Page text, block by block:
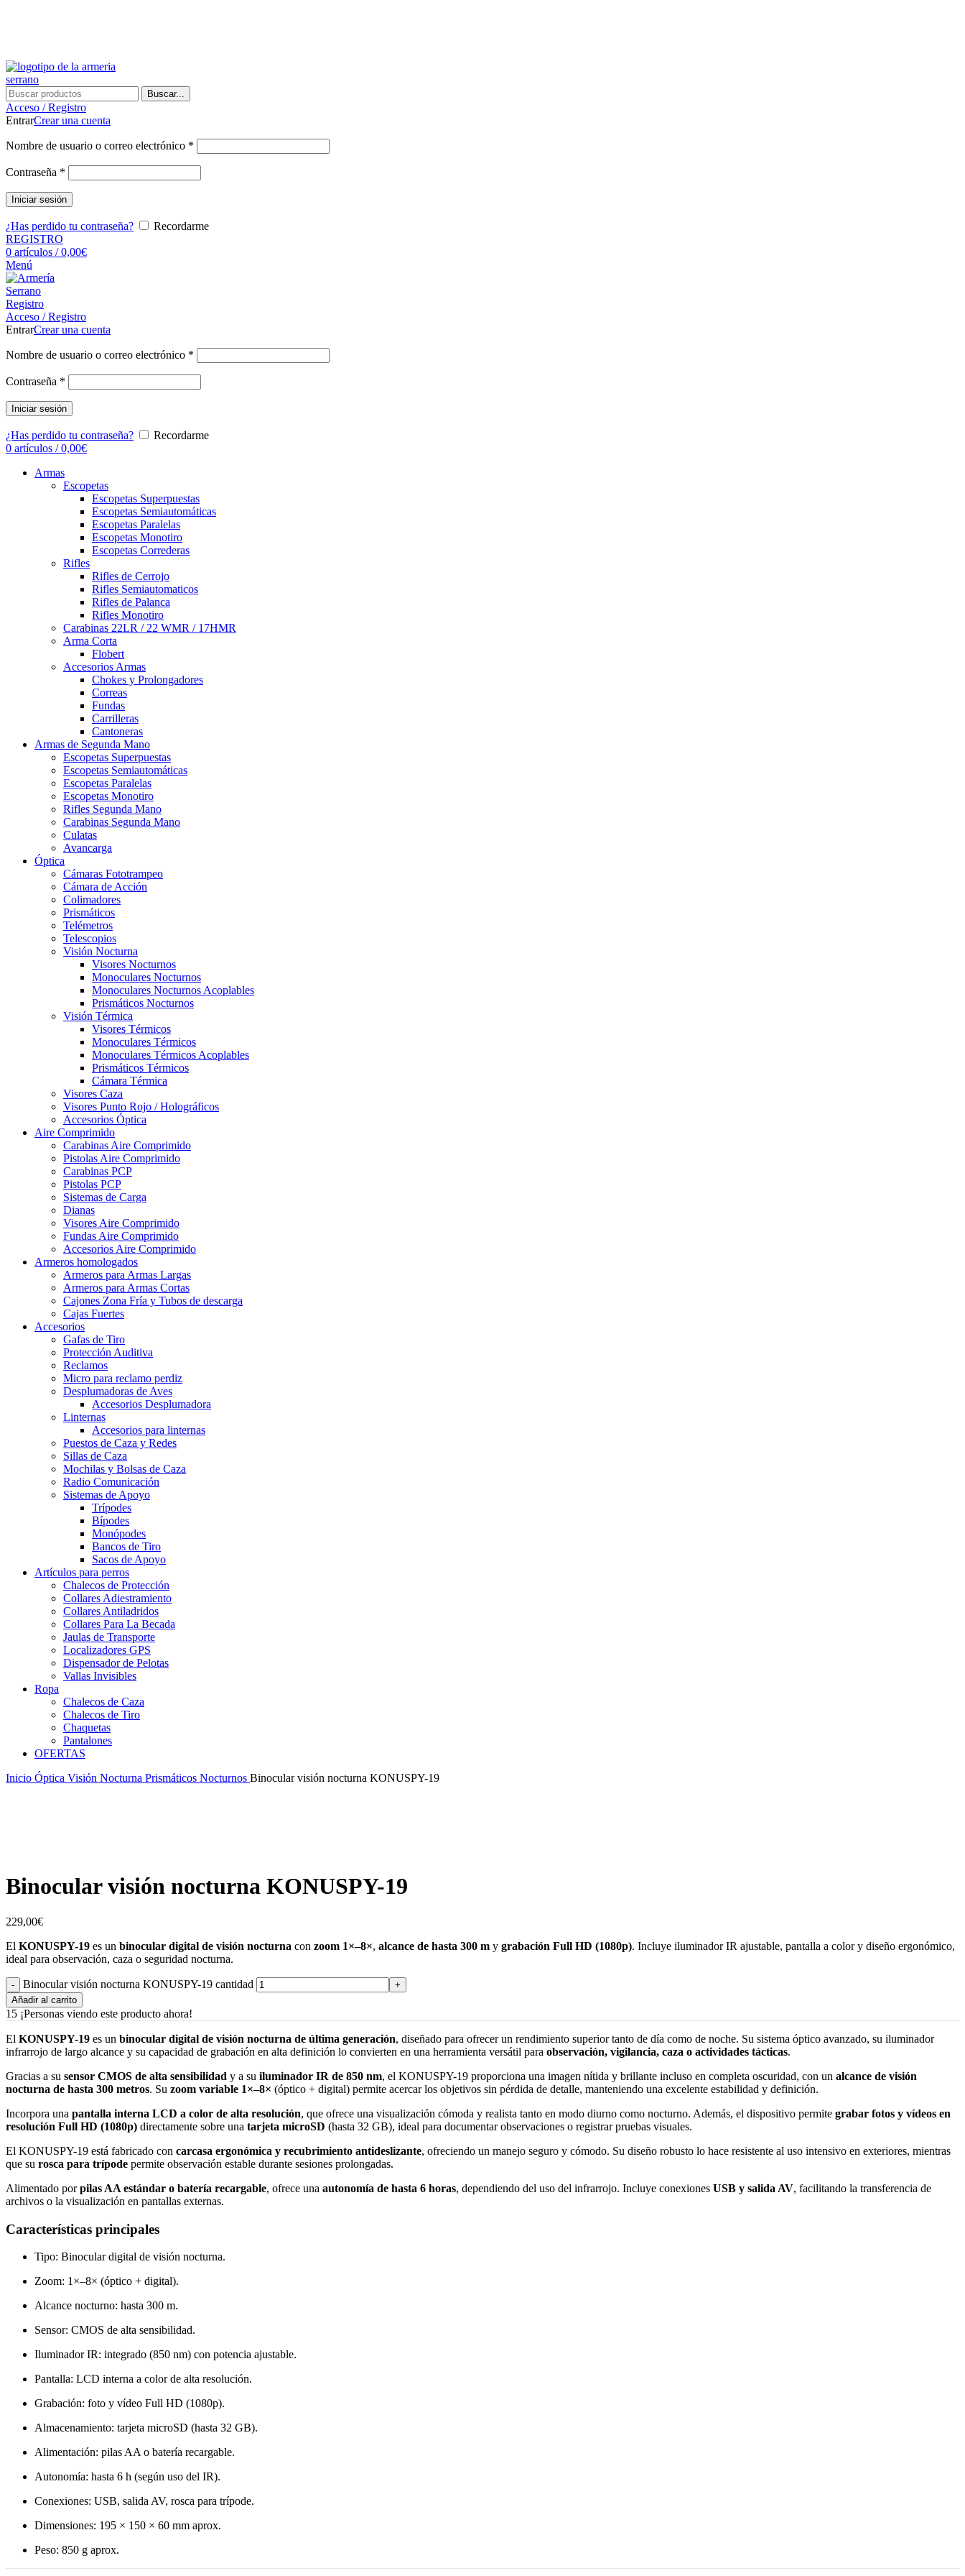
Buscar...
Acceso / Registro
EntrarCrear una cuenta
Nombre de usuario o correo electrónico *
Contraseña *
Iniciar sesión
¿Has perdido tu contraseña?
Recordarme
REGISTRO
0 artículos / 0,00€
Menú
Registro
Acceso / Registro
EntrarCrear una cuenta
Nombre de usuario o correo electrónico *
Contraseña *
Iniciar sesión
¿Has perdido tu contraseña?
Recordarme
0 artículos / 0,00€
Armas
Escopetas
Escopetas Superpuestas
Escopetas Semiautomáticas
Escopetas Paralelas
Escopetas Monotiro
Escopetas Correderas
Rifles
Rifles de Cerrojo
Rifles Semiautomaticos
Rifles de Palanca
Rifles Monotiro
Carabinas 22LR / 22 WMR / 17HMR
Arma Corta
Flobert
Accesorios Armas
Chokes y Prolongadores
Correas
Fundas
Carrilleras
Cantoneras
Armas de Segunda Mano
Escopetas Superpuestas
Escopetas Semiautomáticas
Escopetas Paralelas
Escopetas Monotiro
Rifles Segunda Mano
Carabinas Segunda Mano
Culatas
Avancarga
Óptica
Cámaras Fototrampeo
Cámara de Acción
Colimadores
Prismáticos
Telémetros
Telescopios
Visión Nocturna
Visores Nocturnos
Monoculares Nocturnos
Monoculares Nocturnos Acoplables
Prismáticos Nocturnos
Visión Térmica
Visores Térmicos
Monoculares Térmicos
Monoculares Térmicos Acoplables
Prismáticos Térmicos
Cámara Térmica
Visores Caza
Visores Punto Rojo / Holográficos
Accesorios Óptica
Aire Comprimido
Carabinas Aire Comprimido
Pistolas Aire Comprimido
Carabinas PCP
Pistolas PCP
Sistemas de Carga
Dianas
Visores Aire Comprimido
Fundas Aire Comprimido
Accesorios Aire Comprimido
Armeros homologados
Armeros para Armas Largas
Armeros para Armas Cortas
Cajones Zona Fría y Tubos de descarga
Cajas Fuertes
Accesorios
Gafas de Tiro
Protección Auditiva
Reclamos
Micro para reclamo perdiz
Desplumadoras de Aves
Accesorios Desplumadora
Linternas
Accesorios para linternas
Puestos de Caza y Redes
Sillas de Caza
Mochilas y Bolsas de Caza
Radio Comunicación
Sistemas de Apoyo
Trípodes
Bípodes
Monópodes
Bancos de Tiro
Sacos de Apoyo
Artículos para perros
Chalecos de Protección
Collares Adiestramiento
Collares Antiladridos
Collares Para La Becada
Jaulas de Transporte
Localizadores GPS
Dispensador de Pelotas
Vallas Invisibles
Ropa
Chalecos de Caza
Chalecos de Tiro
Chaquetas
Pantalones
OFERTAS
Inicio Óptica Visión Nocturna Prismáticos Nocturnos Binocular visión nocturna KONUSPY-19
Binocular visión nocturna KONUSPY-19
229,00€
El KONUSPY-19 es un binocular digital de visión nocturna con zoom 1×–8×, alcance de hasta 300 m y grabación Full HD (1080p). Incluye iluminador IR ajustable, pantalla a color y diseño ergonómico,
ideal para observación, caza o seguridad nocturna.
Binocular visión nocturna KONUSPY-19 cantidad
Añadir al carrito
15 ¡Personas viendo este producto ahora!
El KONUSPY-19 es un binocular digital de visión nocturna de última generación, diseñado para ofrecer un rendimiento superior tanto de día como de noche. Su sistema óptico avanzado, su iluminador
infrarrojo de largo alcance y su capacidad de grabación en alta definición lo convierten en una herramienta versátil para observación, vigilancia, caza o actividades tácticas.
Gracias a su sensor CMOS de alta sensibilidad y a su iluminador IR de 850 nm, el KONUSPY-19 proporciona una imagen nítida y brillante incluso en completa oscuridad, con un alcance de visión
nocturna de hasta 300 metros. Su zoom variable 1×–8× (óptico + digital) permite acercar los objetivos sin pérdida de detalle, manteniendo una excelente estabilidad y definición.
Incorpora una pantalla interna LCD a color de alta resolución, que ofrece una visualización cómoda y realista tanto en modo diurno como nocturno. Además, el dispositivo permite grabar fotos y vídeos en
resolución Full HD (1080p) directamente sobre una tarjeta microSD (hasta 32 GB), ideal para documentar observaciones o registrar pruebas visuales.
El KONUSPY-19 está fabricado con carcasa ergonómica y recubrimiento antideslizante, ofreciendo un manejo seguro y cómodo. Su diseño robusto lo hace resistente al uso intensivo en exteriores, mientras
que su rosca para trípode permite observación estable durante sesiones prolongadas.
Alimentado porpilas AA estándar o batería recargable, ofrece una autonomía de hasta 6 horas, dependiendo del uso del infrarrojo. Incluye conexiones USB y salida AV, facilitando la transferencia de
archivos o la visualización en pantallas externas.
Características principales
Tipo: Binocular digital de visión nocturna.
Zoom: 1×–8× (óptico + digital).
Alcance nocturno: hasta 300 m.
Sensor: CMOS de alta sensibilidad.
Iluminador IR: integrado (850 nm) con potencia ajustable.
Pantalla: LCD interna a color de alta resolución.
Grabación: foto y vídeo Full HD (1080p).
Almacenamiento: tarjeta microSD (hasta 32 GB).
Alimentación: pilas AA o batería recargable.
Autonomía: hasta 6 h (según uso del IR).
Conexiones: USB, salida AV, rosca para trípode.
Dimensiones: 195 × 150 × 60 mm aprox.
Peso: 850 g aprox.